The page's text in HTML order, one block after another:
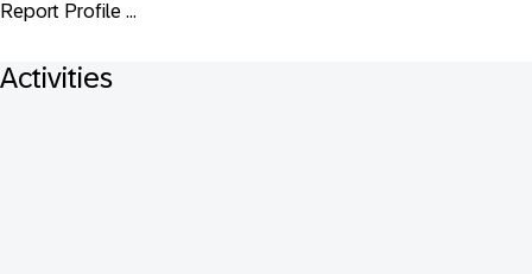
Report Profile ...
Activities